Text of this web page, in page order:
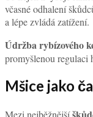
včasné odhalení
a lépe zvládá zatížení.
Údržba rybízového
promyšlenou regulaci
Mšice jako
Mezi nejběžnější